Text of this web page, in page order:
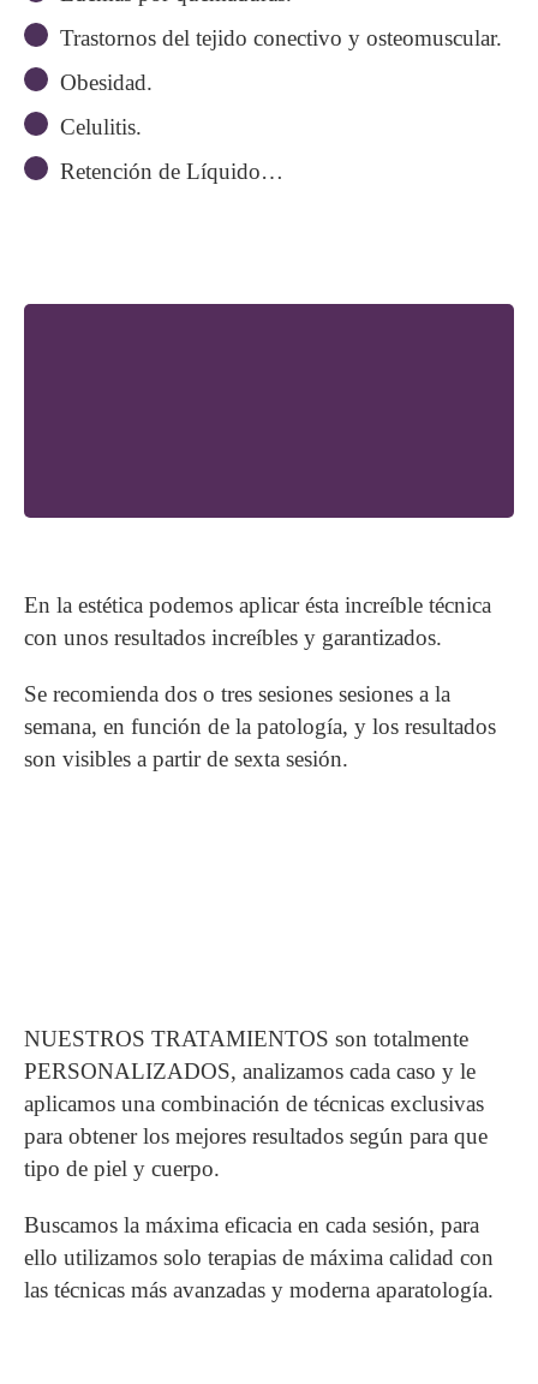
Trastornos del tejido conectivo y osteomuscular.
Obesidad.
Celulitis.
Retención de Líquido…
En la estética podemos aplicar ésta increíble técnica
con unos resultados increíbles y garantizados.
Se recomienda dos o tres sesiones sesiones a la
semana, en función de la patología, y los resultados
son visibles a partir de sexta sesión.
NUESTROS TRATAMIENTOS son totalmente
PERSONALIZADOS, analizamos cada caso y le
aplicamos una combinación de técnicas exclusivas
para obtener los mejores resultados según para que
tipo de piel y cuerpo.
Buscamos la máxima eficacia en cada sesión, para
ello utilizamos solo terapias de máxima calidad con
las técnicas más avanzadas y moderna aparatología.